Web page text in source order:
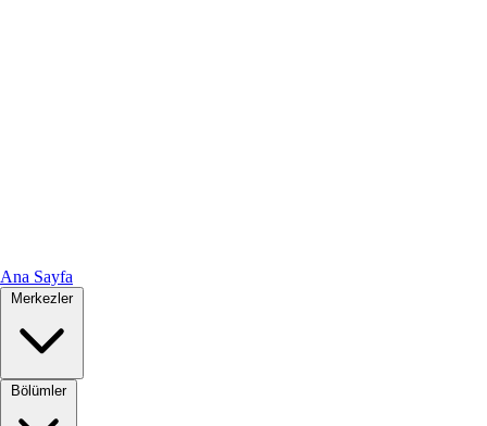
Ana Sayfa
Merkezler
Bölümler